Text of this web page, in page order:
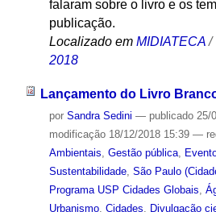
falaram sobre o livro e os
publicação.
Localizado em MIDIATECA /
2018
Lançamento do Livro
por Sandra Sedini — publicado25/
modificação18/12/2018 15:39 —
Ambientais, Gestão pública,
Sustentabilidade, São Paulo
Programa USP Cidades Globais,
Urbanismo, Cidades, Divulgação